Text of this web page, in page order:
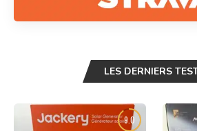
LES DERNIERS
9.0